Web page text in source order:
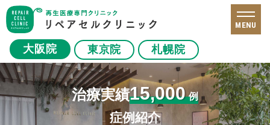
大阪院 東京院 札幌院
MENU
治療実績15,000 例
症例紹介